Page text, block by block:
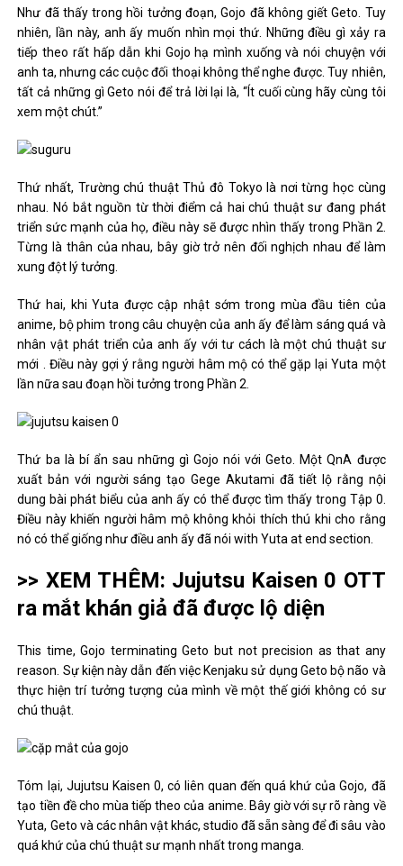
Như đã thấy trong hồi tưởng đoạn, Gojo đã không giết Geto. Tuy
nhiên, lần này, anh ấy muốn nhìn mọi thứ. Những điều gì xảy ra
tiếp theo rất hấp dẫn khi Gojo hạ mình xuống và nói chuyện với
anh ta, nhưng các cuộc đối thoại không thể nghe được. Tuy nhiên,
tất cả những gì Geto nói để trả lời lại là, “Ít cuối cùng hãy cùng tôi
xem một chút.”
Thứ nhất, Trường chú thuật Thủ đô Tokyo là nơi từng học cùng
nhau. Nó bắt nguồn từ thời điểm cả hai chú thuật sư đang phát
triển sức mạnh của họ, điều này sẽ được nhìn thấy trong Phần 2.
Từng là thân của nhau, bây giờ trở nên đối nghịch nhau để làm
xung đột lý tưởng.
Thứ hai, khi Yuta được cập nhật sớm trong mùa đầu tiên của
anime, bộ phim trong câu chuyện của anh ấy để làm sáng quá và
nhân vật phát triển của anh ấy với tư cách là một chú thuật sư
mới . Điều này gợi ý rằng người hâm mộ có thể gặp lại Yuta một
lần nữa sau đoạn hồi tưởng trong Phần 2.
Thứ ba là bí ẩn sau những gì Gojo nói với Geto. Một QnA được
xuất bản với người sáng tạo Gege Akutami đã tiết lộ rằng nội
dung bài phát biểu của anh ấy có thể được tìm thấy trong Tập 0.
Điều này khiến người hâm mộ không khỏi thích thú khi cho rằng
nó có thể giống như điều anh ấy đã nói with Yuta at end section.
>> XEM THÊM: Jujutsu Kaisen 0 OTT
ra mắt khán giả đã được lộ diện
This time, Gojo terminating Geto but not precision as that any
reason. Sự kiện này dẫn đến việc Kenjaku sử dụng Geto bộ não và
thực hiện trí tưởng tượng của mình về một thế giới không có sư
chú thuật.
Tóm lại, Jujutsu Kaisen 0, có liên quan đến quá khứ của Gojo, đã
tạo tiền đề cho mùa tiếp theo của anime. Bây giờ với sự rõ ràng về
Yuta, Geto và các nhân vật khác, studio đã sẵn sàng để đi sâu vào
quá khứ của chú thuật sư mạnh nhất trong manga.